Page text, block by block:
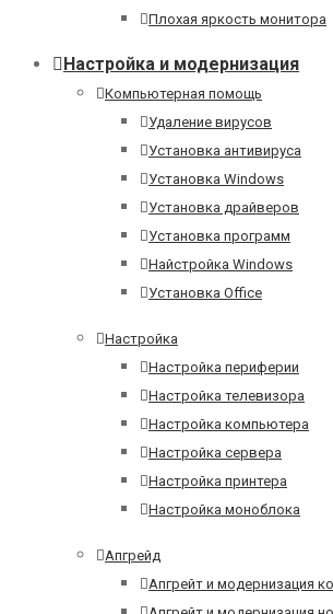
Плохая яркость монитора
Настройка и модернизация
Компьютерная помощь
Удаление вирусов
Установка антивируса
Установка Windows
Установка драйверов
Установка программ
Найстройка Windows
Установка Office
Настройка
Настройка периферии
Настройка телевизора
Настройка компьютера
Настройка сервера
Настройка принтера
Настройка моноблока
Апгрейд
Апгрейт и модернизация